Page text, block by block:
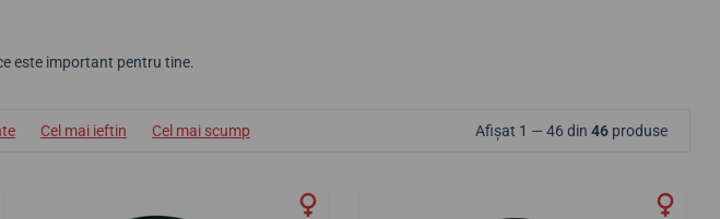
este important pentru tine.
Cel mai ieftin Cel mai scump Afișat 1 — 46 din 46 produse